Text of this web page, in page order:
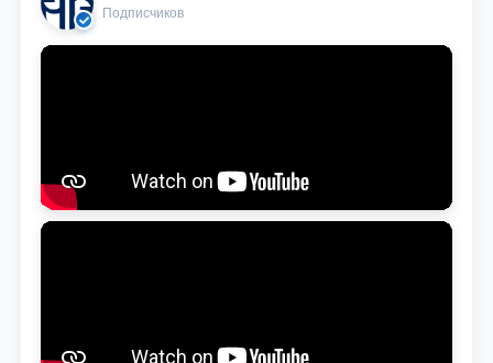
Подписчиков